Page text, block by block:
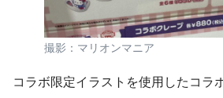
撮影：マリオンマニア
コラボ限定イラストを使用したコラ